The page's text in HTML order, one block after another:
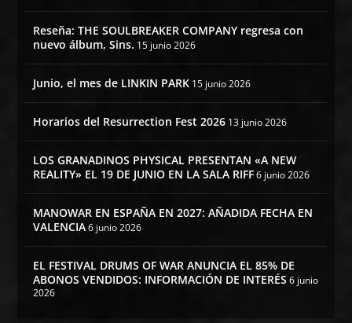
Reseña: THE SOULBREAKER COMPANY regresa con
nuevo álbum, Sins. 15 junio 2026
Junio, el mes de LINKIN PARK 15 junio 2026
Horarios del Resurrection Fest 2026 13 junio 2026
LOS GRANADINOS PHYSICAL PRESENTAN «A NEW
REALITY» EL 19 DE JUNIO EN LA SALA RIFF 6 junio 2026
MANOWAR EN ESPAÑA EN 2027: AÑADIDA FECHA EN
VALENCIA 6 junio 2026
EL FESTIVAL DRUMS OF WAR ANUNCIA EL 85% DE
ABONOS VENDIDOS: INFORMACIÓN DE INTERÉS 6 junio
2026